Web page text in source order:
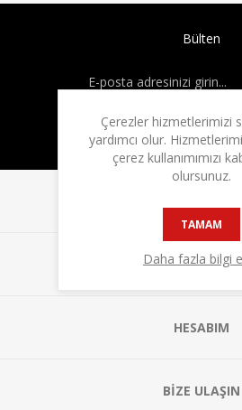
Bülten
MÜŞTERI
HESABIM
BIZE ULAŞIN
Çerezler hizmetlerimizi
yardımcı olur.
çerez kullanımımızı
olursunuz.
TAMAM
Daha fazla bilgi